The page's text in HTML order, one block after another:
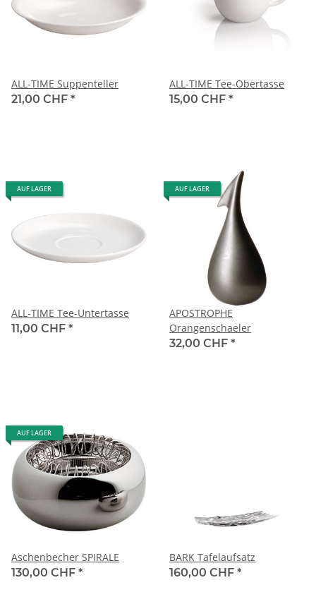
ALL-TIME Suppenteller
21,00 CHF *
ALL-TIME Tee-Obertasse
15,00 CHF *
AUF LAGER
ALL-TIME Tee-Untertasse
11,00 CHF *
AUF LAGER
APOSTROPHE
Orangenschaeler
32,00 CHF *
AUF LAGER
Aschenbecher SPIRALE
130,00 CHF *
BARK Tafelaufsatz
160,00 CHF *